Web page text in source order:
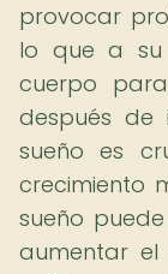
provocar
lo que a
cuerpo
después de
sueño es
crecimiento
sueño
aumentar el